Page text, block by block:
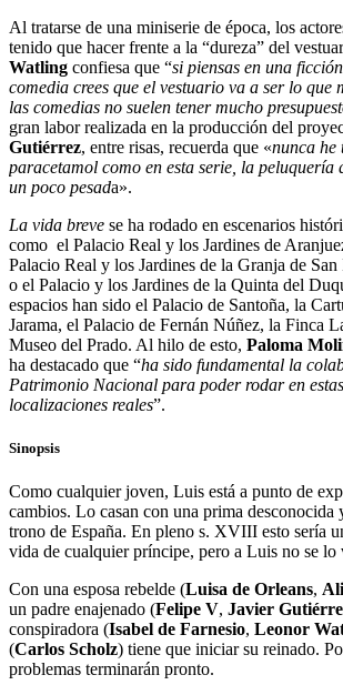
Al tratarse de una miniserie de época, los
tenido que hacer frente a la “dureza” del
Watling confiesa que “si piensas en una
comedia crees que el vestuario va a ser lo que
las comedias no suelen tener mucho
gran labor realizada en la producción del
Gutiérrez, entre risas, recuerda que «nunca he
paracetamol como en esta serie, la peluquería
un poco pesada».
La vida breve se ha rodado en escenarios
como el Palacio Real y los Jardines de
Palacio Real y los Jardines de la Granja de
o el Palacio y los Jardines de la Quinta del
espacios han sido el Palacio de Santoña, la
Jarama, el Palacio de Fernán Núñez, la Finca
Museo del Prado. Al hilo de esto, Paloma
ha destacado que “ha sido fundamental la
Patrimonio Nacional para poder rodar en
localizaciones reales”.
Sinopsis
Como cualquier joven, Luis está a punto de
cambios. Lo casan con una prima desconocida
trono de España. En pleno s. XVIII esto sería
vida de cualquier príncipe, pero a Luis no se lo
Con una esposa rebelde (Luisa de Orleans,
un padre enajenado (Felipe V, Javier
conspiradora (Isabel de Farnesio, Leonor
(Carlos Scholz) tiene que iniciar su reinado.
problemas terminarán pronto.